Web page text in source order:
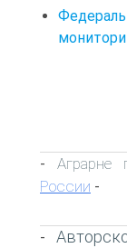
- Аграрне
России -
-